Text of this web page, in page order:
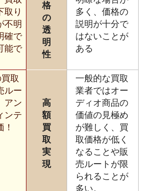
取り
不明
確で
能で
格
の
透
明
性
多く、価格の
説明が十分で
はないことが
ある
取
ルー
アン
ンテ
高
額
買
取
実
現
一般的な買取
業者ではオー
ディオ商品の
価値の見極め
が難しく、買
取価格が低く
なることや販
売ルートが限
られることが
多い。